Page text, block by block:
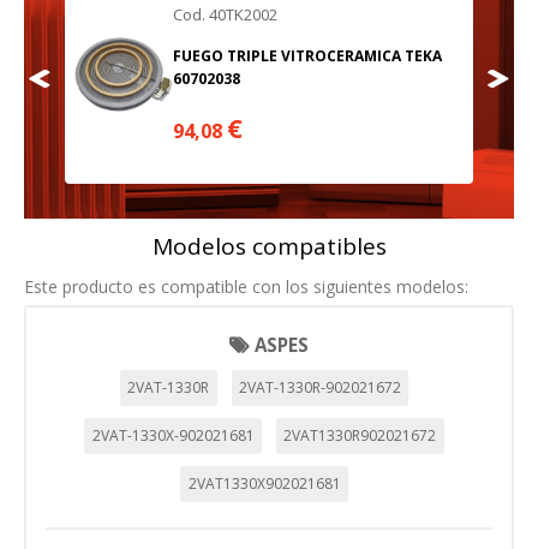
Cod. 40TK2002
FUEGO TRIPLE VITROCERAMICA TEKA
60702038
94,08 €
Modelos compatibles
Este producto es compatible con los siguientes modelos:
ASPES
2VAT-1330R 2VAT-1330R-902021672
2VAT-1330X-902021681 2VAT1330R902021672
2VAT1330X902021681
CONFIGURACIÓN DE COOKIES